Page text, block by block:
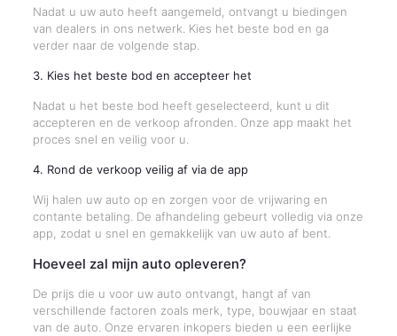
Nadat u uw auto heeft aangemeld, ontvangt u biedingen
van dealers in ons netwerk. Kies het beste bod en ga
verder naar de volgende stap.
3. Kies het beste bod en accepteer het
Nadat u het beste bod heeft geselecteerd, kunt u dit
accepteren en de verkoop afronden. Onze app maakt het
proces snel en veilig voor u.
4. Rond de verkoop veilig af via de app
Wij halen uw auto op en zorgen voor de vrijwaring en
contante betaling. De afhandeling gebeurt volledig via onze
app, zodat u snel en gemakkelijk van uw auto af bent.
Hoeveel zal mijn auto opleveren?
De prijs die u voor uw auto ontvangt, hangt af van
verschillende factoren zoals merk, type, bouwjaar en staat
van de auto. Onze ervaren inkopers bieden u een eerlijke